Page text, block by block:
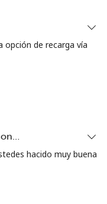
opción de recarga vía
hacido muy buena